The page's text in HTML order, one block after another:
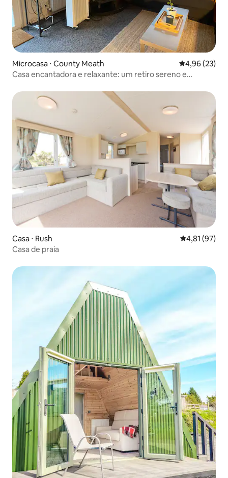
Microcasa ⋅ County Meath 4,96 de uma
4,96 (23)
Casa encantadora e relaxante: um retiro sereno e
Casa ⋅ Rush 4,81 de uma
4,81 (97)
Casa de praia